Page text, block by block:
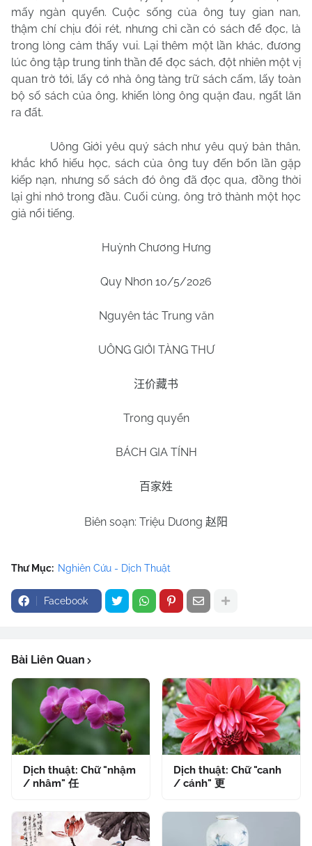
mấy ngàn quyển. Cuộc sống của ông tuy gian nan,
thậm chí chịu đói rét, nhưng chỉ cần có sách để đọc, là
trong lòng cảm thấy vui. Lại thêm một lần khác, đương
lúc ông tập trung tinh thần để đọc sách, đột nhiên một vị
quan trờ tới, lấy cớ nhà ông tàng trữ sách cấm, lấy toàn
bộ số sách của ông, khiến lòng ông quặn đau, ngất lăn
ra đất.
Uông Giới yêu quý sách như yêu quý bản thân,
khắc khổ hiếu học, sách của ông tuy đến bốn lần gặp
kiếp nạn, nhưng số sách đó ông đã đọc qua, đồng thời
lại ghi nhớ trong đầu. Cuối cùng, ông trở thành một học
giả nổi tiếng.
Huỳnh Chương Hưng
Quy Nhơn 10/5/2026
Nguyên tác Trung văn
UÔNG GIỚI TÀNG THƯ
汪价藏书
Trong quyển
BÁCH GIA TÍNH
百家姓
Biên soạn: Triệu Dương 赵阳
Thư Mục: Nghiên Cứu - Dịch Thuật
Facebook
Bài Liên Quan
Dịch thuật: Chữ "nhậm
/ nhâm" 任
Dịch thuật: Chữ "canh
/ cánh" 更